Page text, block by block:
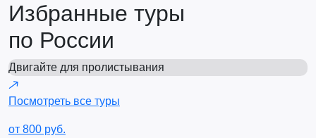
Избранные туры
по России
Двигайте для пролистывания
Посмотреть все туры
от 800 руб.